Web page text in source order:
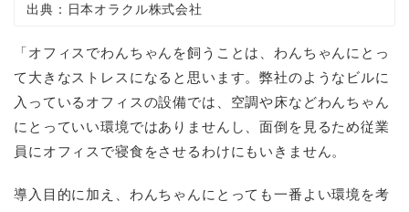
出典：日本オラクル株式会社
「オフィスでわんちゃんを飼うことは、わんちゃんにとっ
て大きなストレスになると思います。弊社のようなビルに
入っているオフィスの設備では、空調や床などわんちゃん
にとっていい環境ではありませんし、面倒を見るため従業
員にオフィスで寝食をさせるわけにもいきません。
導入目的に加え、わんちゃんにとっても一番よい環境を考